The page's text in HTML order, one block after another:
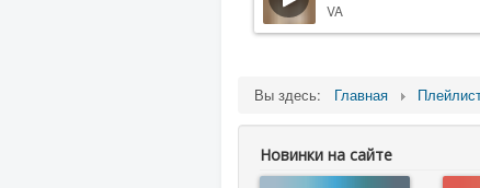
VA
Вы здесь: Главная
Новинки на сайте